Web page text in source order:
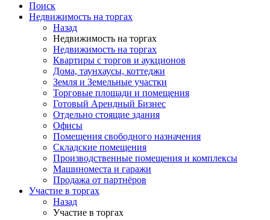
Поиск
Недвижимость на торгах
Назад
Недвижимость на торгах
Недвижимость на торгах
Квартиры с торгов и аукционов
Дома, таунхаусы, коттеджи
Земля и Земельные участки
Торговые площади и помещения
Готовый Арендный Бизнес
Отдельно стоящие здания
Офисы
Помещения свободного назначения
Складские помещения
Производственные помещения и комплексы
Машиноместа и гаражи
Продажа от партнёров
Участие в торгах
Назад
Участие в торгах